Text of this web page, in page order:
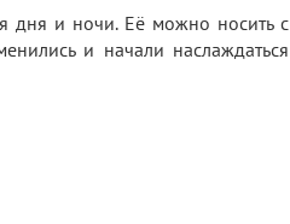
дня и ночи. Её можно носить с
и начали наслаждаться